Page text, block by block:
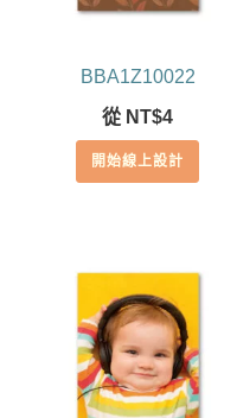
BBA1Z10022
從 NT$4
開始線上設計